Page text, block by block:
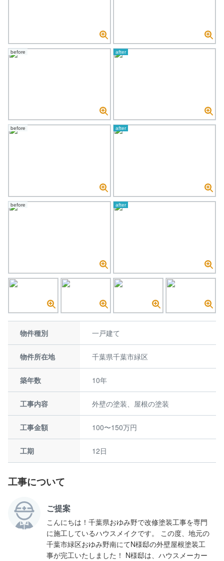
before after
before after
before after
物件種別 一戸建て
物件所在地 千葉県千葉市緑区
築年数 10年
工事内容 外壁の塗装、屋根の塗装
工事金額 100〜150万円
工期 12日
工事について
ご提案
こんにちは！千葉県おゆみ野で改修塗装工事を専門
に施工しているハウスメイクです。 この度、地元の
千葉市緑区おゆみ野南にてN様邸の外壁屋根塗装工
事が完工いたしました！ N様邸は、ハウスメーカー